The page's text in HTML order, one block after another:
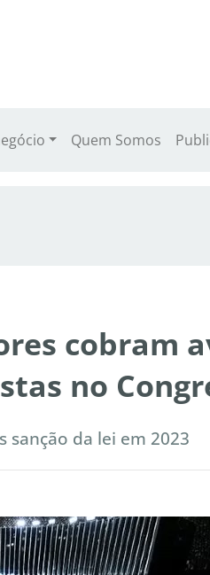
Quem Somos
cobram
no
sanção da lei em 2023